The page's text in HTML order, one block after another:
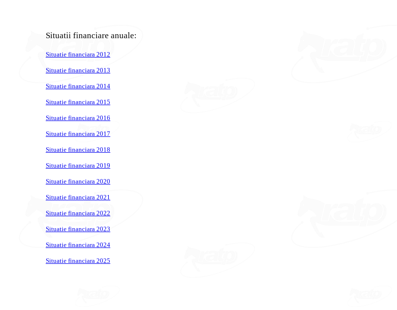
Situatii financiare anuale:
Situatie financiara 2012
Situatie financiara 2013
Situatie financiara 2014
Situatie financiara 2015
Situatie financiara 2016
Situatie financiara 2017
Situatie financiara 2018
Situatie financiara 2019
Situatie financiara 2020
Situatie financiara 2021
Situatie financiara 2022
Situatie financiara 2023
Situatie financiara 2024
Situatie financiara 2025